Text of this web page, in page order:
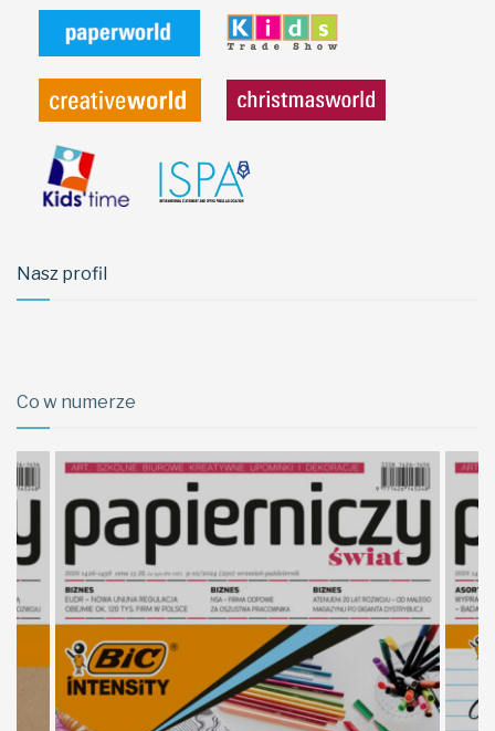
Nasz profil
Co w numerze